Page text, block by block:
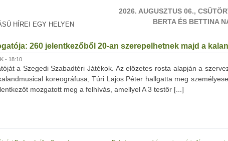
HÍREI EGY HELYEN
2026. AUGUSZTUS 06.,
BERTA ÉS BETTINA
260 jelentkezőből 20-an szerepelhetnek majd a
- 18:10
a Szegedi Szabadtéri Játékok. Az előzetes rosta alapján a
koreográfusa, Túri Lajos Péter hallgatta meg
mozgatott meg a felhívás, amellyel A 3 testőr [...]